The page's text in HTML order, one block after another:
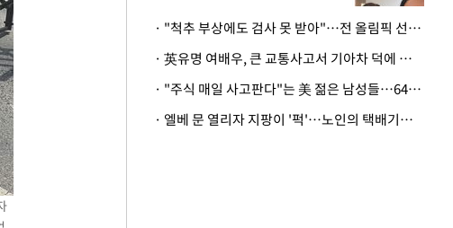
· "척추 부상에도 검사 못 받아"…전 올림픽 선수, 美봅슬레이협회 상대 소송
· 英유명 여배우, 큰 교통사고서 기아차 덕에 살았다
· "주식 매일 사고판다"는 美 젊은 남성들…64%가 "나는 인생의 패배자“
· 엘베 문 열리자 지팡이 '퍽'…노인의 택배기사 폭행 이유